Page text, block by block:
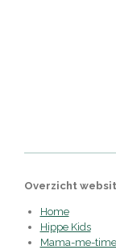
Overzicht
Home
Hippe Kids
Mama-me-time